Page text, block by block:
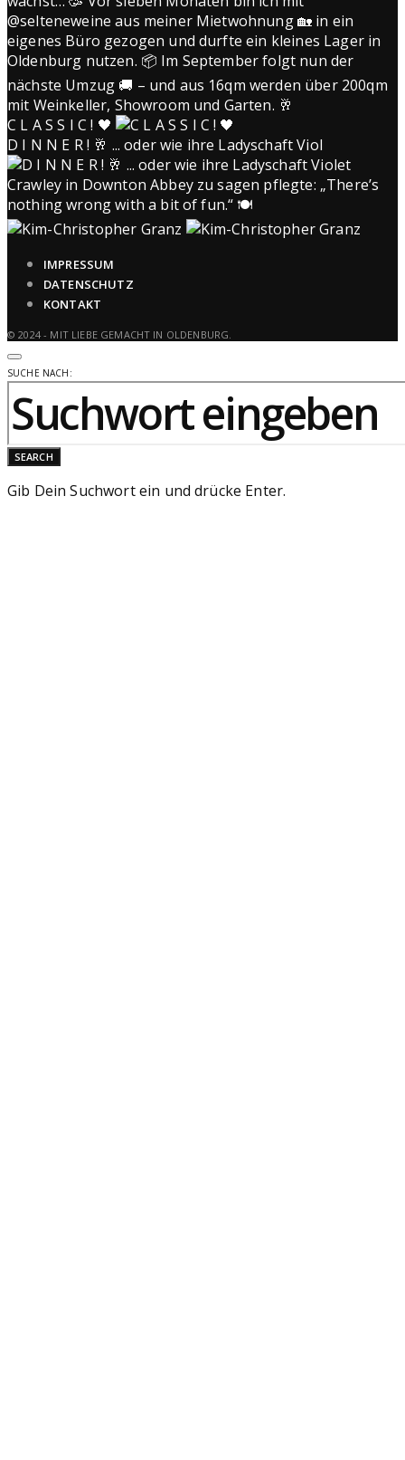
C L A S S I C ! 🖤
D I N N E R ! 🥂 ... oder wie ihre Ladyschaft Viol
IMPRESSUM
DATENSCHUTZ
KONTAKT
© 2024 - MIT LIEBE GEMACHT IN OLDENBURG.
SUCHE NACH:
SEARCH
Gib Dein Suchwort ein und drücke Enter.